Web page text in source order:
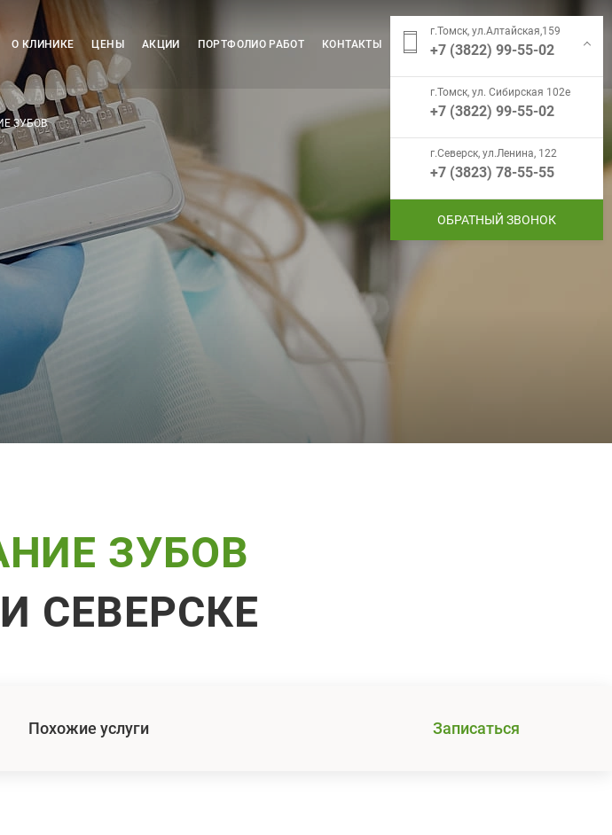
О КЛИНИКЕ ЦЕНЫ АКЦИИ ПОРТФОЛИО РАБОТ КОНТАКТЫ
г.Томск, ул.Алтайская,159
+7 (3822) 99-55-02
г.Томск, ул. Сибирская 102е
+7 (3822) 99-55-02
г.Северск, ул.Ленина, 122
+7 (3823) 78-55-55
ОБРАТНЫЙ ЗВОНОК
ЗУБОВ
ЗУБОВ
СЕВЕРСКЕ
Похожие услуги Записаться